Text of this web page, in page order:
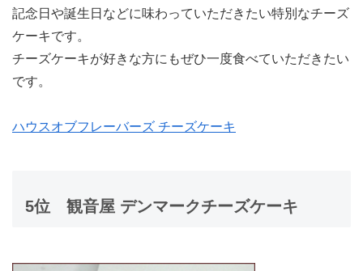
記念日や誕生日などに味わっていただきたい特別なチーズ
ケーキです。
チーズケーキが好きな方にもぜひ一度食べていただきたい
です。
ハウスオブフレーバーズ チーズケーキ
5位 観音屋 デンマークチーズケーキ